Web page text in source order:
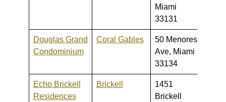
Miami
33131
Douglas Grand
Condominium
Coral Gables
50 Menores
Ave, Miami
33134
Echo Brickell
Residences
Brickell
1451
Brickell